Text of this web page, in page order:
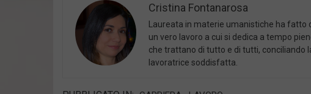
Cristina Fontanarosa
Laureata in materie umanistiche ha fatto
un vero lavoro a cui si dedica a tempo
che trattano di tutto e di tutti, conciliando
lavoratrice soddisfatta.